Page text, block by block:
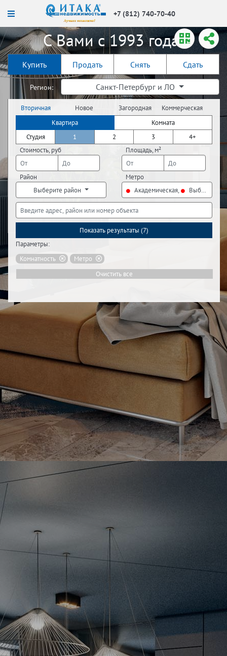
+7 (812) 740-70-40
С Вами с 1993 года!
Купить Продать Снять Сдать
Регион: Санкт-Петербург и ЛО
Вторичная
недвижимость
Новое
строительство
Загородная
недвижимость
Коммерческая
недвижимость
Квартира
Комната
Студия
1 2 3
4+
Стоимость, руб
Площадь, м²
Район
Выберите район
Метро
Академическая,
Выборгская,
Показать результаты (7)
Параметры:
Комнатность
Метро
Очистить все